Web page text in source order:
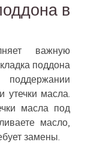
в
важную
поддона
утечки масла.
масла под
масло,
замены.